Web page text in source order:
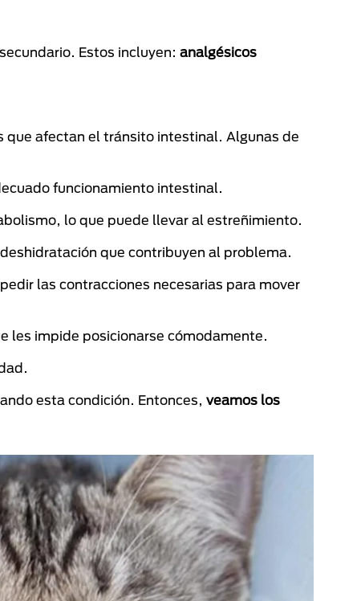
Estos incluyen: analgésicos
que afectan el tránsito intestinal. Algunas de
funcionamiento intestinal.
lo que puede llevar al estreñimiento.
que contribuyen al problema.
las contracciones necesarias para mover
les impide posicionarse cómodamente.
esta condición. Entonces, veamos los